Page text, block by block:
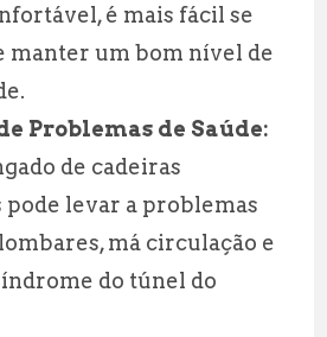
é mais fácil se
manter um bom nível de
Problemas de Saúde:
de cadeiras
pode levar a problemas
má circulação e
do túnel do